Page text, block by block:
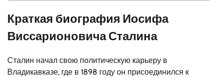
Краткая биография Иосифа
Виссарионовича Сталина
Сталин начал свою политическую карьеру в
Владикавказе, где в 1898 году он присоединился к